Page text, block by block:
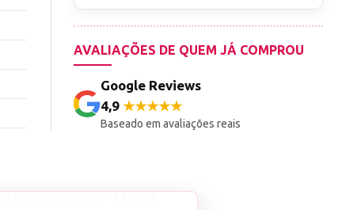
AVALIAÇÕES DE QUEM JÁ COMPROU
Google Reviews
4,9★★★★★
Baseado em avaliações reais